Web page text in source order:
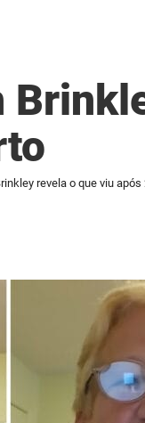
revela o que viu